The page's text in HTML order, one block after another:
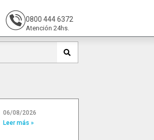
0800 444 6372
Atención 24hs.
06/08/2026
Leer más »